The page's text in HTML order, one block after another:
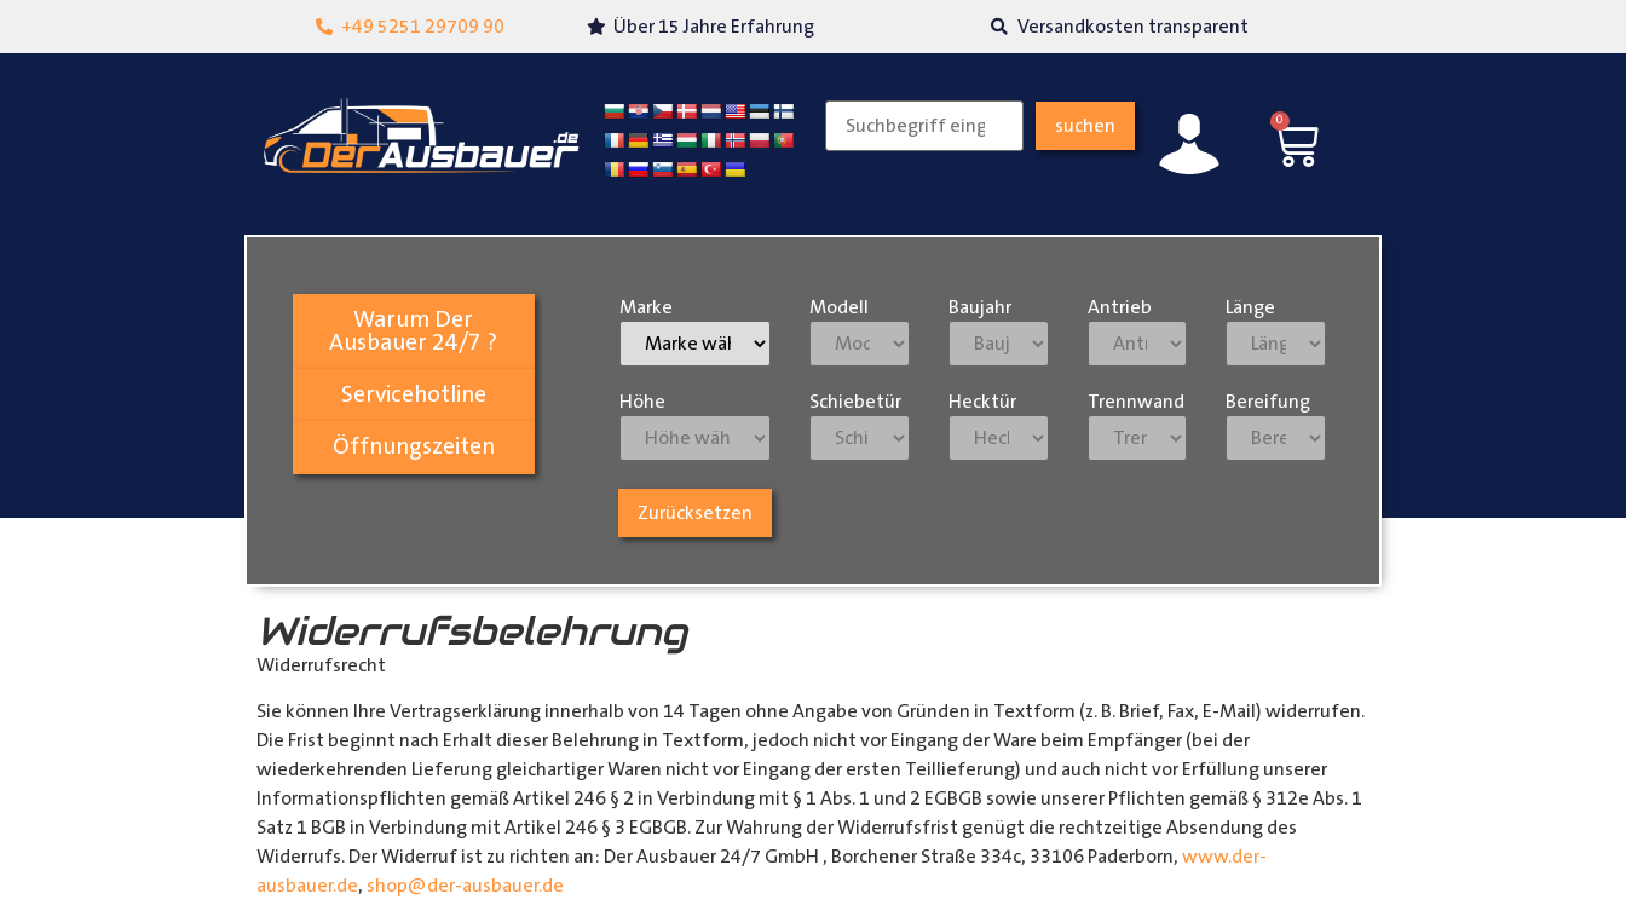
+49 5251 29709 90
Lokalgeschäft in Paderborn Über 15 Jahre Erfahrung Versandkosten transparent
suchen 0
Warum Der
Ausbauer 24/7 ?
Servicehotline
Öffnungszeiten
Marke Modell Baujahr Antrieb Länge
Höhe Schiebetür Hecktür Trennwand Bereifung
Zurücksetzen
Widerrufsbelehrung
Widerrufsrecht
Sie können Ihre Vertragserklärung innerhalb von 14 Tagen ohne Angabe von Gründen in Textform (z. B. Brief, Fax, E-Mail) widerrufen.
Die Frist beginnt nach Erhalt dieser Belehrung in Textform, jedoch nicht vor Eingang der Ware beim Empfänger (bei der
wiederkehrenden Lieferung gleichartiger Waren nicht vor Eingang der ersten Teillieferung) und auch nicht vor Erfüllung unserer
Informationspflichten gemäß Artikel 246 § 2 in Verbindung mit § 1 Abs. 1 und 2 EGBGB sowie unserer Pflichten gemäß § 312e Abs. 1
Satz 1 BGB in Verbindung mit Artikel 246 § 3 EGBGB. Zur Wahrung der Widerrufsfrist genügt die rechtzeitige Absendung des
Widerrufs. Der Widerruf ist zu richten an: Der Ausbauer 24/7 GmbH , Borchener Straße 334c, 33106 Paderborn, www.der-
ausbauer.de, shop@der-ausbauer.de